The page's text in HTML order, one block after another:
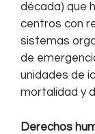
década) que
centros con
sistemas
de
unidades de
mortalidad y
Derechos